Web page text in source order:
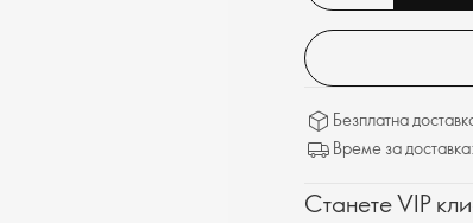
Безплатна
Време за
Станете VIP